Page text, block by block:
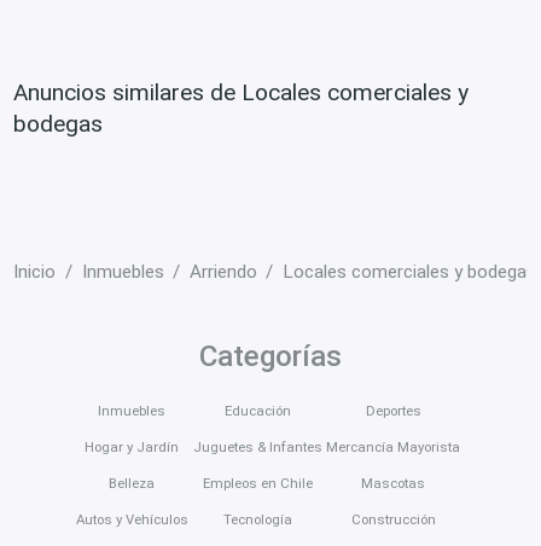
Anuncios similares de Locales comerciales y
bodegas
Inicio Inmuebles Arriendo Locales comerciales y bodegas
Categorías
Inmuebles
Hogar y Jardín
Belleza
Autos y Vehículos
Educación
Juguetes & Infantes
Empleos en Chile
Tecnología
Deportes
Mercancía Mayorista
Mascotas
Construcción